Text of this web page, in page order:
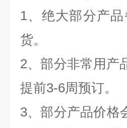
1、绝大部分产
货。
2、部分非常用产
提前3-6周预订。
3、部分产品价格